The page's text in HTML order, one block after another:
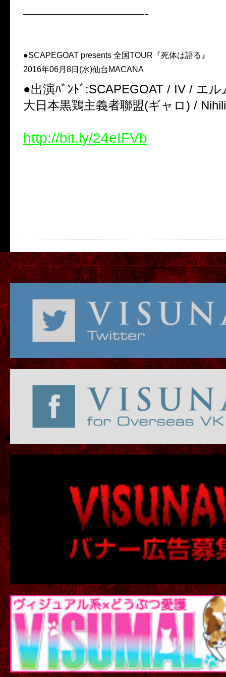
——————————-
●SCAPEGOAT presents 全国TOUR『死体は語る』
2016年06月8日(水)仙台MACANA
●出演ﾊﾞﾝﾄﾞ:SCAPEGOAT / IV / エル
大日本黒鶏主義者聯盟(ギャロ) /
http://bit.ly/24eIFVb